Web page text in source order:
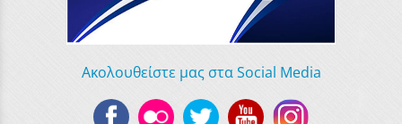
Ακολουθείστε μας στα Social Media